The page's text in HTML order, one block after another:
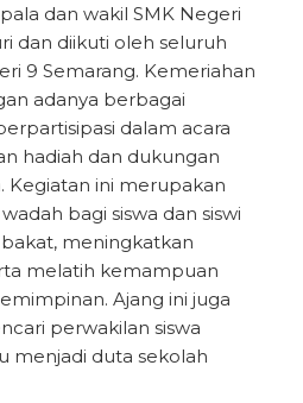
dan wakil SMK Negeri
dan diikuti oleh seluruh
9 Semarang. Kemeriahan
adanya berbagai
dalam acara
hadiah dan dukungan
Kegiatan ini merupakan
bagi siswa dan siswi
meningkatkan
melatih kemampuan
Ajang ini juga
perwakilan siswa
menjadi duta sekolah